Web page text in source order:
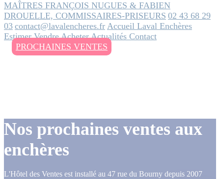
MAÎTRES FRANÇOIS NUGUES & FABIEN
DROUELLE, COMMISSAIRES-PRISEURS 02 43 68 29
03 contact@lavalencheres.fr Accueil Laval Enchères
EstimerVendreAcheterActualités Contact
PROCHAINES VENTES
Nos prochaines ventes aux
enchères
L'Hôtel des Ventes est installé au 47 rue du Bourny depuis 2007